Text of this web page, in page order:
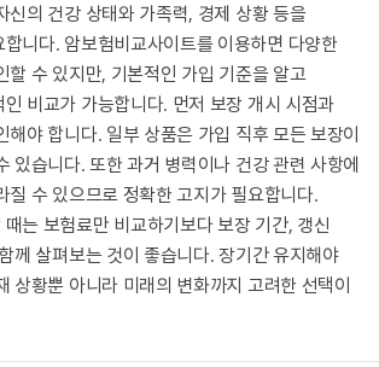
신의 건강 상태와 가족력, 경제 상황 등을
니다. 암보험비교사이트를 이용하면 다양한
할 수 있지만, 기본적인 가입 기준을 알고
비교가 가능합니다. 먼저 보장 개시 시점과
해야 합니다. 일부 상품은 가입 직후 모든 보장이
있습니다. 또한 과거 병력이나 건강 관련 사항에
질 수 있으므로 정확한 고지가 필요합니다.
는 보험료만 비교하기보다 보장 기간, 갱신
께 살펴보는 것이 좋습니다. 장기간 유지해야
상황뿐 아니라 미래의 변화까지 고려한 선택이